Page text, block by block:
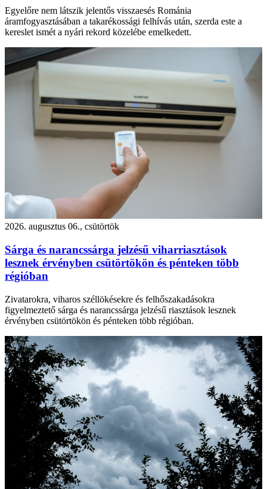
Egyelőre nem látszik jelentős visszaesés Románia
áramfogyasztásában a takarékossági felhívás után, szerda este a
kereslet ismét a nyári rekord közelébe emelkedett.
2026. augusztus 06., csütörtök
Sárga és narancssárga jelzésű viharriasztások
lesznek érvényben csütörtökön és pénteken több
régióban
Zivatarokra, viharos széllökésekre és felhőszakadásokra
figyelmeztető sárga és narancssárga jelzésű riasztások lesznek
érvényben csütörtökön és pénteken több régióban.